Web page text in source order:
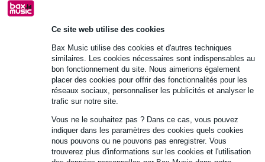
Ce site web utilise des cookies
Bax Music utilise des cookies et d'autres techniques
similaires. Les cookies nécessaires sont indispensables au
bon fonctionnement du site. Nous aimerions également
placer des cookies pour offrir des fonctionnalités pour les
réseaux sociaux, personnaliser les publicités et analyser le
trafic sur notre site.
Vous ne le souhaitez pas ? Dans ce cas, vous pouvez
indiquer dans les paramètres des cookies quels cookies
nous pouvons ou ne pouvons pas enregistrer. Vous
trouverez plus d'informations sur les cookies et l'utilisation
30 jours satisfait ou remboursé
Informations
sac souple pour luminaires
charge maximale : 10 kg
poignées : 2
Afficher toutes les caractéristiques du produit
Accessoires (25)